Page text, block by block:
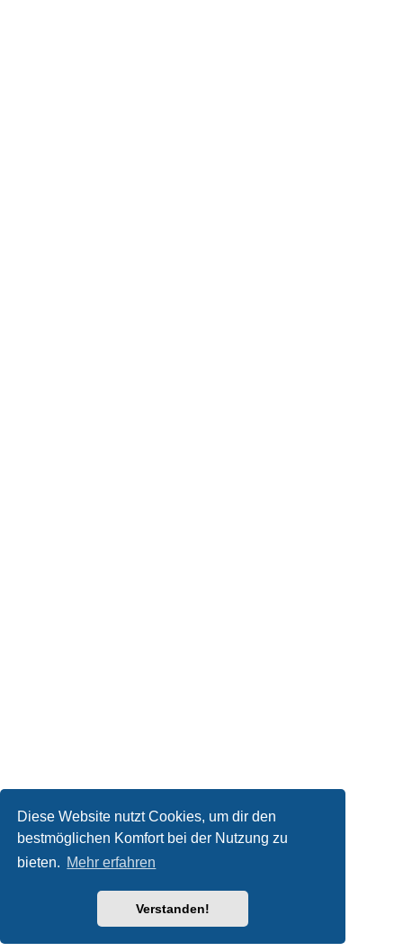
Diese Website nutzt Cookies, um dir den
bestmöglichen Komfort bei der Nutzung zu
bieten. Mehr erfahren
Verstanden!